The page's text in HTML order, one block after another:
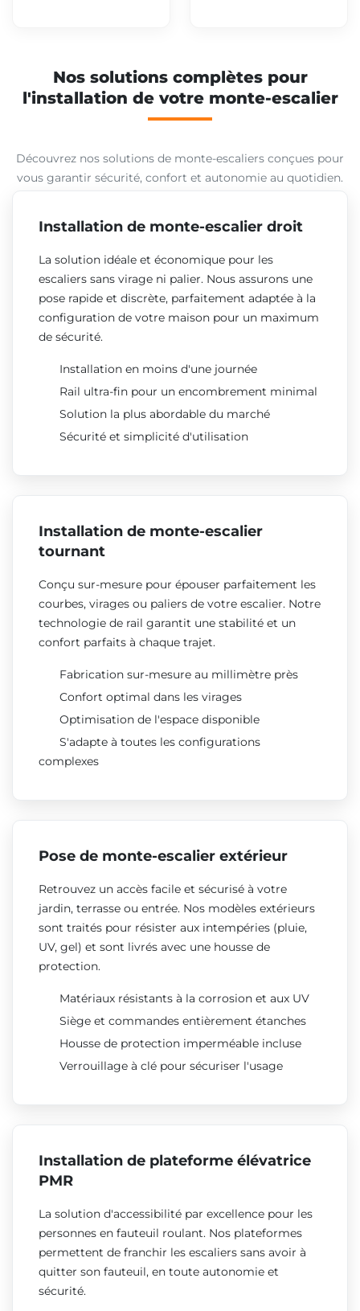
Nos solutions complètes pour
l'installation de votre monte-escalier
Découvrez nos solutions de monte-escaliers conçues pour
vous garantir sécurité, confort et autonomie au quotidien.
Installation de monte-escalier droit
La solution idéale et économique pour les
escaliers sans virage ni palier. Nous assurons une
pose rapide et discrète, parfaitement adaptée à la
configuration de votre maison pour un maximum
de sécurité.
Installation en moins d'une journée
Rail ultra-fin pour un encombrement minimal
Solution la plus abordable du marché
Sécurité et simplicité d'utilisation
Installation de monte-escalier
tournant
Conçu sur-mesure pour épouser parfaitement les
courbes, virages ou paliers de votre escalier. Notre
technologie de rail garantit une stabilité et un
confort parfaits à chaque trajet.
Fabrication sur-mesure au millimètre près
Confort optimal dans les virages
Optimisation de l'espace disponible
S'adapte à toutes les configurations
complexes
Pose de monte-escalier extérieur
Retrouvez un accès facile et sécurisé à votre
jardin, terrasse ou entrée. Nos modèles extérieurs
sont traités pour résister aux intempéries (pluie,
UV, gel) et sont livrés avec une housse de
protection.
Matériaux résistants à la corrosion et aux UV
Siège et commandes entièrement étanches
Housse de protection imperméable incluse
Verrouillage à clé pour sécuriser l'usage
Installation de plateforme élévatrice
PMR
La solution d'accessibilité par excellence pour les
personnes en fauteuil roulant. Nos plateformes
permettent de franchir les escaliers sans avoir à
quitter son fauteuil, en toute autonomie et
sécurité.